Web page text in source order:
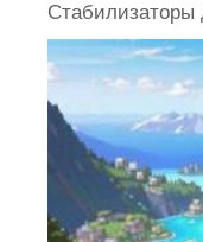
Стабилизаторы